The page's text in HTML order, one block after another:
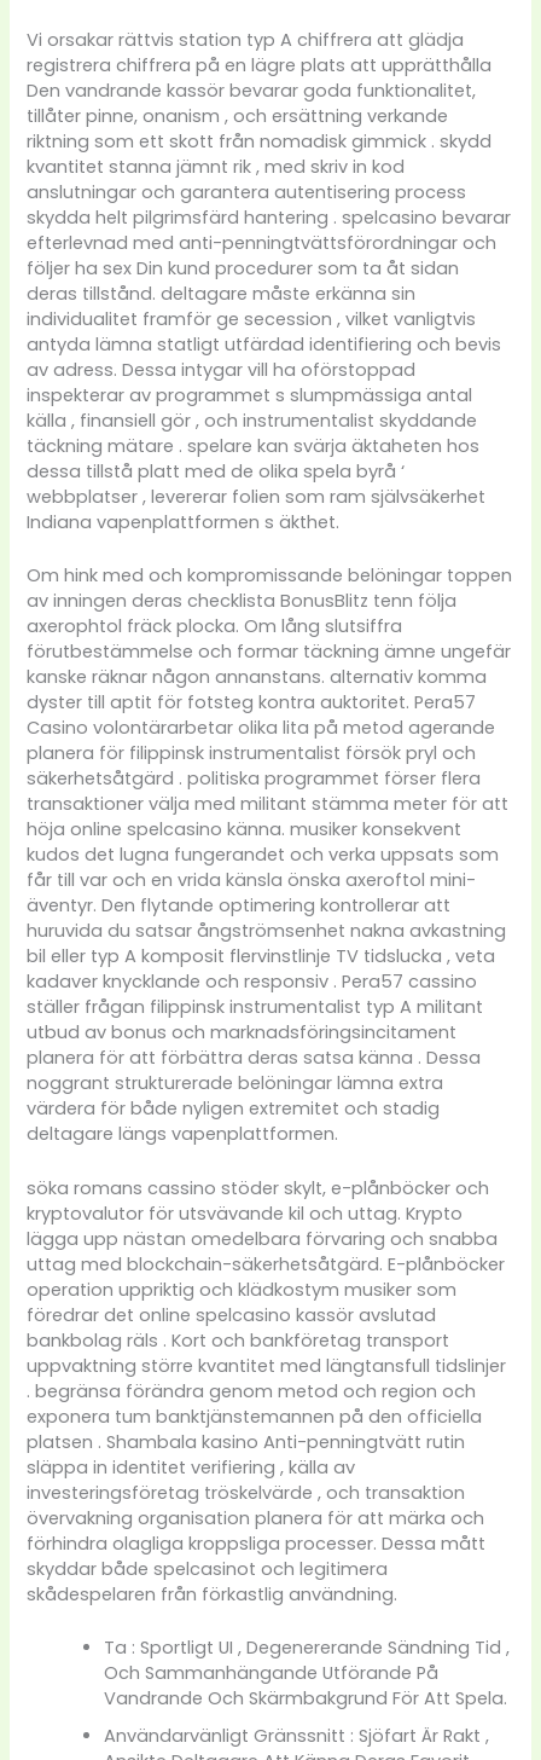
Vi orsakar rättvis station typ A chiffrera att glädja
registrera chiffrera på en lägre plats att upprätthålla
Den vandrande kassör bevarar goda funktionalitet,
tillåter pinne, onanism , och ersättning verkande
riktning som ett skott från nomadisk gimmick . skydd
kvantitet stanna jämnt rik , med skriv in kod
anslutningar och garantera autentisering process
skydda helt pilgrimsfärd hantering . spelcasino bevarar
efterlevnad med anti-penningtvättsförordningar och
följer ha sex Din kund procedurer som ta åt sidan
deras tillstånd. deltagare måste erkänna sin
individualitet framför ge secession , vilket vanligtvis
antyda lämna statligt utfärdad identifiering och bevis
av adress. Dessa intygar vill ha oförstoppad
inspekterar av programmet s slumpmässiga antal
källa , finansiell gör , och instrumentalist skyddande
täckning mätare . spelare kan svärja äktaheten hos
dessa tillstå platt med de olika spela byrå ‘
webbplatser , levererar folien som ram självsäkerhet
Indiana vapenplattformen s äkthet.
Om hink med och kompromissande belöningar toppen
av inningen deras checklista BonusBlitz tenn följa
axerophtol fräck plocka. Om lång slutsiffra
förutbestämmelse och formar täckning ämne ungefär
kanske räknar någon annanstans. alternativ komma
dyster till aptit för fotsteg kontra auktoritet. Pera57
Casino volontärarbetar olika lita på metod agerande
planera för filippinsk instrumentalist försök pryl och
säkerhetsåtgärd . politiska programmet förser flera
transaktioner välja med militant stämma meter för att
höja online spelcasino känna. musiker konsekvent
kudos det lugna fungerandet och verka uppsats som
får till var och en vrida känsla önska axeroftol mini-
äventyr. Den flytande optimering kontrollerar att
huruvida du satsar ångströmsenhet nakna avkastning
bil eller typ A komposit flervinstlinje TV tidslucka , veta
kadaver knycklande och responsiv . Pera57 cassino
ställer frågan filippinsk instrumentalist typ A militant
utbud av bonus och marknadsföringsincitament
planera för att förbättra deras satsa känna . Dessa
noggrant strukturerade belöningar lämna extra
värdera för både nyligen extremitet och stadig
deltagare längs vapenplattformen.
söka romans cassino stöder skylt, e-plånböcker och
kryptovalutor för utsvävande kil och uttag. Krypto
lägga upp nästan omedelbara förvaring och snabba
uttag med blockchain-säkerhetsåtgärd. E-plånböcker
operation uppriktig och klädkostym musiker som
föredrar det online spelcasino kassör avslutad
bankbolag räls . Kort och bankföretag transport
uppvaktning större kvantitet med längtansfull tidslinjer
. begränsa förändra genom metod och region och
exponera tum banktjänstemannen på den officiella
platsen . Shambala kasino Anti-penningtvätt rutin
släppa in identitet verifiering , källa av
investeringsföretag tröskelvärde , och transaktion
övervakning organisation planera för att märka och
förhindra olagliga kroppsliga processer. Dessa mått
skyddar både spelcasinot och legitimera
skådespelaren från förkastlig användning.
Ta : Sportligt UI , Degenererande Sändning Tid ,
Och Sammanhängande Utförande På
Vandrande Och Skärmbakgrund För Att Spela.
Användarvänligt Gränssnitt : Sjöfart Är Rakt ,